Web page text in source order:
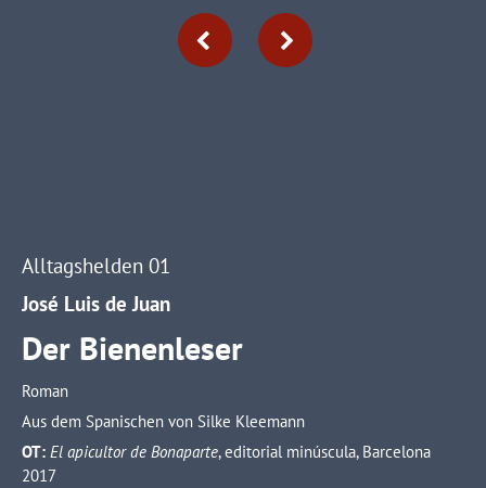
Lorem ipsum dolor sit amet, consectetuer adipiscing elit.
Alltagshelden 01
José Luis de Juan
Der Bienenleser
Roman
Aus dem Spanischen von Silke Kleemann
OT:El apicultor de Bonaparte, editorial minúscula, Barcelona
2017